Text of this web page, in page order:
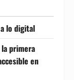
lo digital
la primera
en